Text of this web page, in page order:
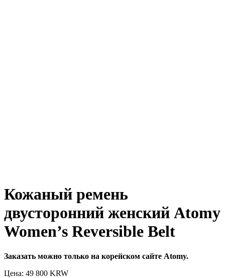
Кожаный ремень
двусторонний женский Atomy
Women’s Reversible Belt
Заказать можно только на корейском сайте Atomy.
Цена: 49 800 KRW